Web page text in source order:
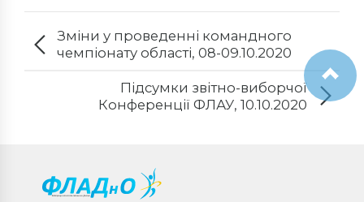
Зміни у проведенні командного
чемпіонату області, 08-09.10.2020
Підсумки звітно-виборчої
Конференції ФЛАУ, 10.10.2020